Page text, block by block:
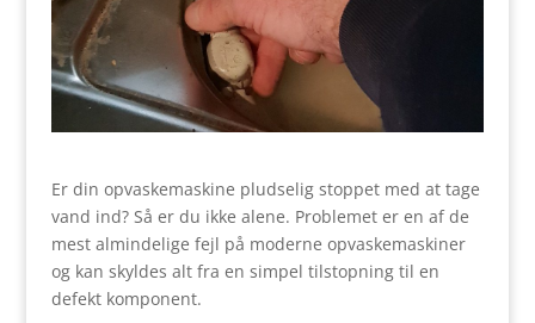
Er din opvaskemaskine pludselig stoppet med at tage
vand ind? Så er du ikke alene. Problemet er en af de
mest almindelige fejl på moderne opvaskemaskiner
og kan skyldes alt fra en simpel tilstopning til en
defekt komponent.